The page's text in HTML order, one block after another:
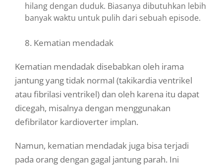
hilang dengan duduk. Biasanya dibutuhkan lebih
banyak waktu untuk pulih dari sebuah episode.
8. Kematian mendadak
Kematian mendadak disebabkan oleh irama
jantung yang tidak normal (takikardia ventrikel
atau fibrilasi ventrikel) dan oleh karena itu dapat
dicegah, misalnya dengan menggunakan
defibrilator kardioverter implan.
Namun, kematian mendadak juga bisa terjadi
pada orang dengan gagal jantung parah. Ini